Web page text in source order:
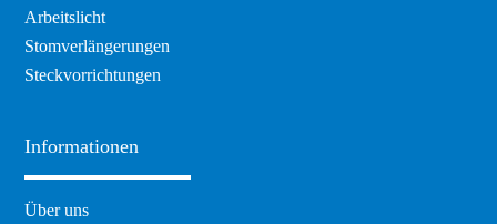
Arbeitslicht
Stomverlängerungen
Steckvorrichtungen
Informationen
Navigation
Über uns